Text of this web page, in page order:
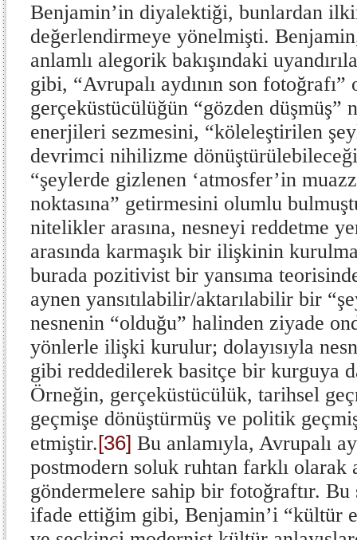
Benjamin’in diyalektiği, bunlardan
değerlendirmeye yönelmişti.
anlamlı alegorik bakışındaki
gibi, “Avrupalı aydının son
gerçeküstücülüğün “gözden düşmüş”
enerjileri sezmesini, “köleleştirilen
devrimci nihilizme
“şeylerde gizlenen ‘atmosfer’in
noktasına” getirmesini olumlu
nitelikler arasına, nesneyi reddetme
arasında karmaşık bir ilişkinin
burada pozitivist bir yansıma
aynen yansıtılabilir/aktarılabilir bir
nesnenin “olduğu” halinden ziyade
yönlerle ilişki kurulur; dolayısıyla
gibi reddedilerek basitçe bir kurguya
Örneğin, gerçeküstücülük, tarihsel
geçmişe dönüştürmüş ve politik
etmiştir.[36] Bu anlamıyla, Avrupalı
postmodern soluk ruhtan farklı olarak
göndermelere sahip bir fotoğraftır.
ifade ettiğim gibi, Benjamin’i “kültür